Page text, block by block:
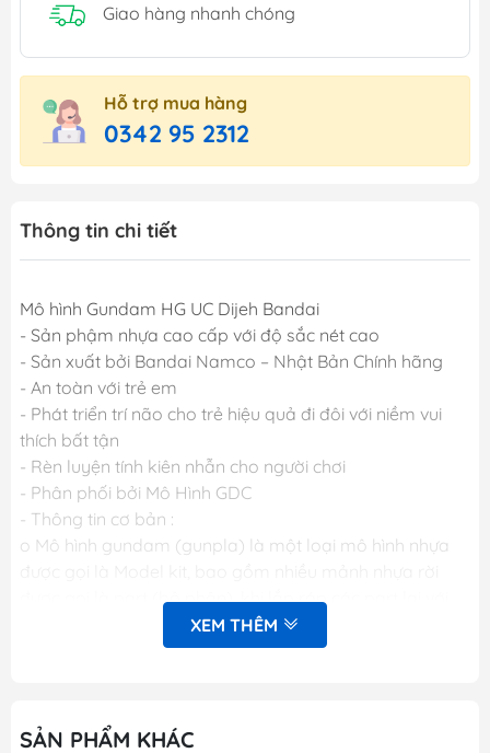
Giao hàng nhanh chóng
Hỗ trợ mua hàng
0342 95 2312
Thông tin chi tiết
Mô hình Gundam HG UC Dijeh Bandai
- Sản phậm nhựa cao cấp với độ sắc nét cao
- Sản xuất bởi Bandai Namco – Nhật Bản Chính hãng
- An toàn với trẻ em
- Phát triển trí não cho trẻ hiệu quả đi đôi với niềm vui
thích bất tận
- Rèn luyện tính kiên nhẫn cho người chơi
- Phân phối bởi Mô Hình GDC
- Thông tin cơ bản :
o Mô hình gundam (gunpla) là một loại mô hình nhựa
được gọi là part (bộ phận), khi lắp ráp các part lại với
nhau sẽ được mô hình hoàn chỉnh. Các mảnh nhựa rời
này được gắn trên khung nhựa gọi là runner. Mỗi một
trong giới thiệu sơ lược về mẫu Gundam trong hộp và
XEM THÊM
SẢN PHẨM KHÁC